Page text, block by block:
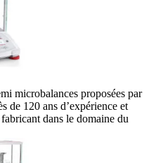
microbalances proposées par
de 120 ans d’expérience et
dans le domaine du